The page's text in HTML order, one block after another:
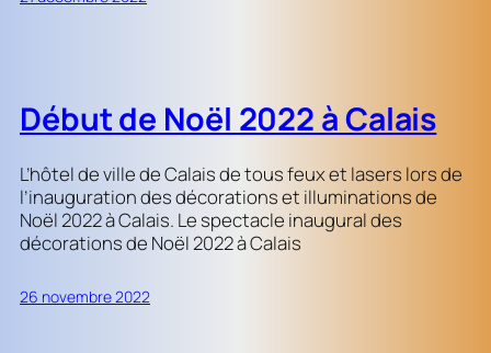
Début de Noël 2022 à Calais
L’hôtel de ville de Calais de tous feux et lasers lors de
l’inauguration des décorations et illuminations de
Noël 2022 à Calais. Le spectacle inaugural des
décorations de Noël 2022 à Calais
26 novembre 2022